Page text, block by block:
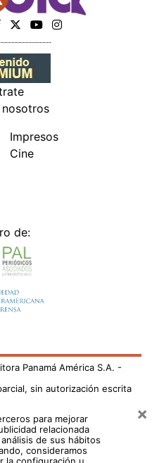
Impresos
Cine
de:
Panamá América S.A. -
sin autorización escrita
para mejorar
relacionada
de sus hábitos
consideramos
×